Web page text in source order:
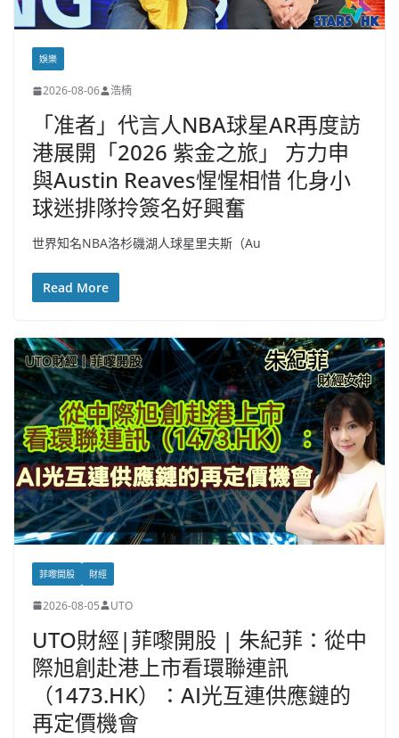
娛樂
2026-08-06 浩楠
「准者」代言人NBA球星AR再度訪
港展開「2026 紫金之旅」 方力申
與Austin Reaves惺惺相惜 化身小
球迷排隊拎簽名好興奮
世界知名NBA洛杉磯湖人球星里夫斯（Au
Read More
菲嚟開股 財經
2026-08-05 UTO
UTO財經|菲嚟開股 | 朱紀菲：從中
際旭創赴港上市看環聯連訊
（1473.HK）：AI光互連供應鏈的
再定價機會